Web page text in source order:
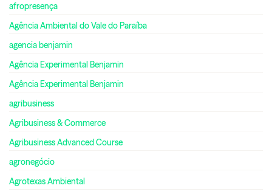
afropresença
Agência Ambiental do Vale do Paraíba
agencia benjamin
Agência Experimental Benjamin
Agência Experimental Benjamin
agribusiness
Agribusiness & Commerce
Agribusiness Advanced Course
agronegócio
Agrotexas Ambiental